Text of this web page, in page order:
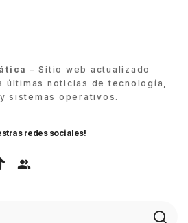
– Sitio web actualizado
últimas noticias de tecnología,
sistemas operativos.
redes sociales!